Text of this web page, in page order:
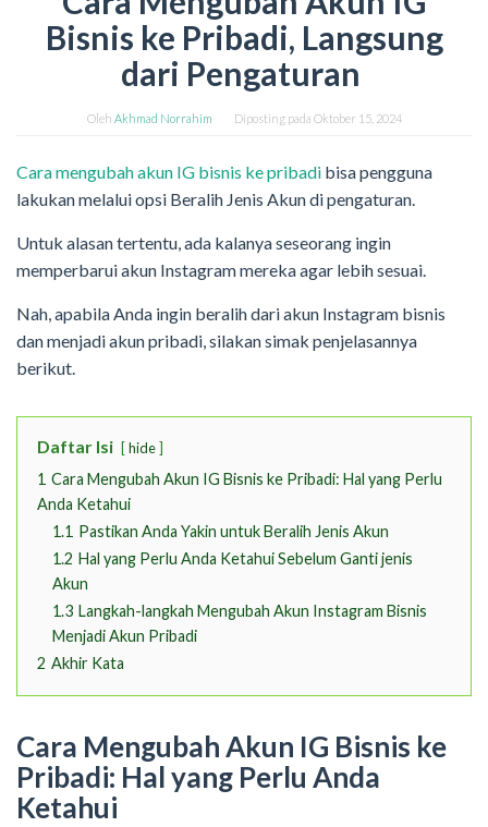
Bisnis ke Pribadi, Langsung
dari Pengaturan
Oleh Akhmad Norrahim Diposting pada Oktober 15, 2024
Cara mengubah akun IG bisnis ke pribadi bisa pengguna
lakukan melalui opsi Beralih Jenis Akun di pengaturan.
Untuk alasan tertentu, ada kalanya seseorang ingin
memperbarui akun Instagram mereka agar lebih sesuai.
Nah, apabila Anda ingin beralih dari akun Instagram bisnis
dan menjadi akun pribadi, silakan simak penjelasannya
berikut.
Daftar Isi hide
1 Cara Mengubah Akun IG Bisnis ke Pribadi: Hal yang Perlu
Anda Ketahui
1.1 Pastikan Anda Yakin untuk Beralih Jenis Akun
1.2 Hal yang Perlu Anda Ketahui Sebelum Ganti jenis
Akun
1.3 Langkah-langkah Mengubah Akun Instagram Bisnis
Menjadi Akun Pribadi
2 Akhir Kata
Cara Mengubah Akun IG Bisnis ke
Pribadi: Hal yang Perlu Anda
Ketahui